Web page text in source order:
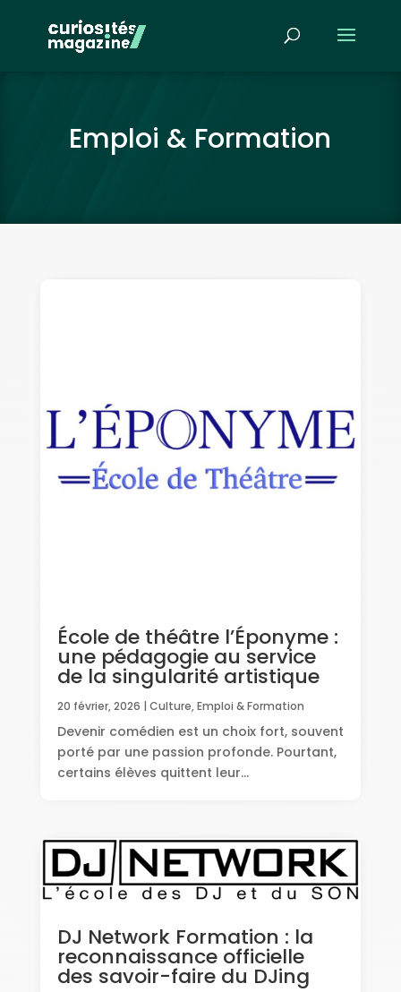
Emploi & Formation
École de théâtre l’Éponyme :
une pédagogie au service
de la singularité artistique
20 février, 2026 | Culture,Emploi & Formation
Devenir comédien est un choix fort, souvent
porté par une passion profonde. Pourtant,
certains élèves quittent leur...
DJ Network Formation : la
reconnaissance officielle
des savoir-faire du DJing